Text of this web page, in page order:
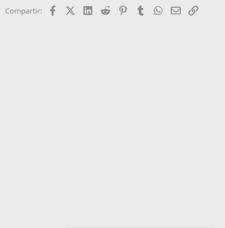
Compartir: FacebookX (Twitter)
LinkedIn
Reddit PinterestTumblr WhatsApp
EmailEnlace